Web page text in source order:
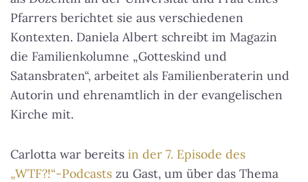
Pfarrers berichtet sie aus verschiedenen
Kontexten. Daniela Albert schreibt im Magazin
die Familienkolumne „Gotteskind und
Satansbraten“, arbeitet als Familienberaterin und
Autorin und ehrenamtlich in der evangelischen
Kirche mit.
Carlotta war bereits in der 7. Episode des
„WTF?!“-Podcasts zu Gast, um über das Thema